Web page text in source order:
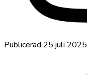
Publicerad 25 juli 2025